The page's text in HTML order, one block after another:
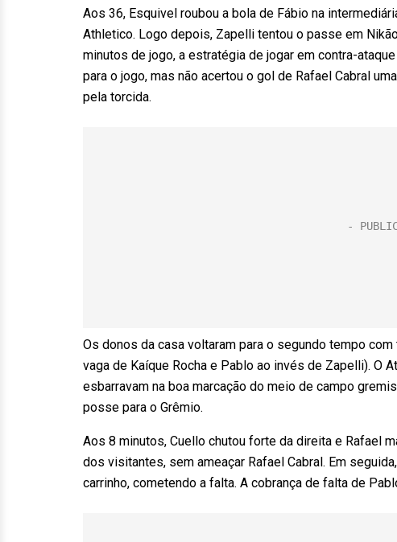
Aos 36, Esquivel roubou a bola de Fábio na
Athletico. Logo depois, Zapelli tentou o passe em
minutos de jogo, a estratégia de jogar em contra-
para o jogo, mas não acertou o gol de Rafael Cabral
pela torcida.
Os donos da casa voltaram para o segundo tempo
vaga de Kaíque Rocha e Pablo ao invés de Zapelli). O
esbarravam na boa marcação do meio de campo
posse para o Grêmio.
Aos 8 minutos, Cuello chutou forte da direita e Rafael
dos visitantes, sem ameaçar Rafael Cabral. Em
carrinho, cometendo a falta. A cobrança de falta de